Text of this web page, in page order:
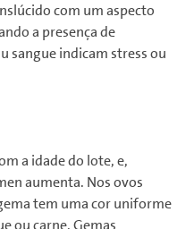
com um aspecto
a presença de
sangue indicam stress ou
a idade do lote, e,
aumenta. Nos ovos
tem uma cor uniforme
ou carne. Gemas